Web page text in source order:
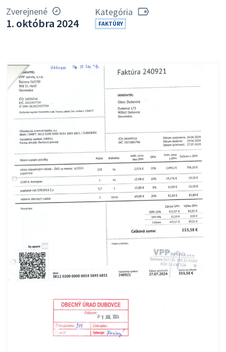
Zverejnené
1. októbra 2024
Kategória
FAKTÚRY